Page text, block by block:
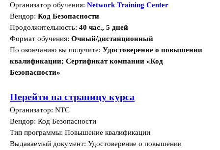
Организатор обучения: Network Training Center
Вендор: Код Безопасности
Продолжительность: 40 час., 5 дней
Формат обучения: Очный/дистанционный
По окончанию вы получите: Удостоверение о повышении
квалификации; Сертификат компании «Код
Безопасности»
Перейти на страницу курса
Организатор: NTC
Вендор: Код Безопасности
Тип программы: Повышение квалификации
Выдаваемый документ: Удостоверение о повышении